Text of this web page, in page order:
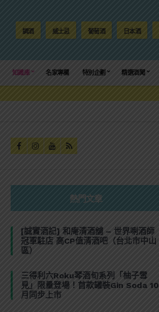
調酒 威士忌 葡萄酒 日本酒
知識庫 名家專欄 特別企劃 精選酒聞
熱門文章
[誠實酒記] 和庵清酒舖 – 世界唎酒師
冠軍駐店 高CP值清酒吧（台北市中山
區）
三得利六Roku琴酒旬系列「柚子雪
見」限量登場！首款罐裝Gin Soda 10
月同步上市